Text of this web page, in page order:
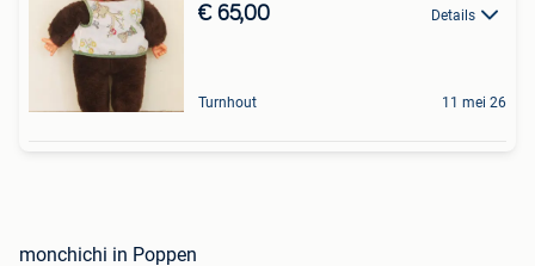
€ 65,00 Details
Turnhout 11 mei 26
monchichi in Poppen